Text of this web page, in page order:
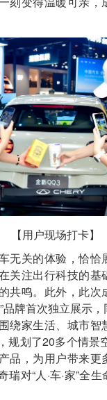
【用户现场打卡】
关的体验，恰恰
关注出行科技的基
共鸣。此外，此次
品牌首次独立展示
绕家生活、城市智
规划了20多个情景
品，为用户带来更
瑞对“人·车·家”全